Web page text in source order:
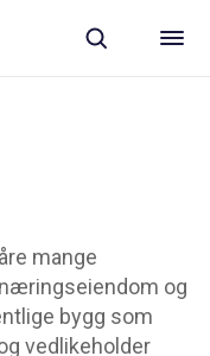
mange
og
bygg som
vedlikeholder